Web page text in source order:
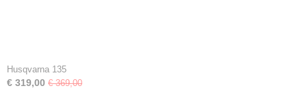
Husqvarna 135
€ 319,00 € 369,00